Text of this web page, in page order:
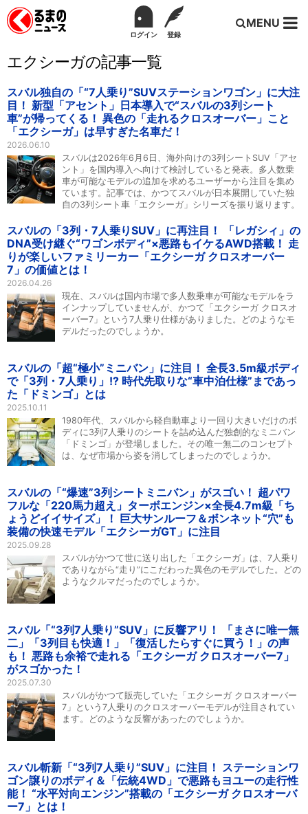
ログイン 登録
MENU
エクシーガの記事一覧
スバル独自の「“7人乗り”SUVステーションワゴン」に大注
目！ 新型「アセント」日本導入で“スバルの3列シート
車”が帰ってくる！ 異色の「走れるクロスオーバー」こと
「エクシーガ」は早すぎた名車だ！
2026.06.10
スバルは2026年6月6日、海外向けの3列シートSUV「アセ
ント」を国内導入へ向けて検討していると発表。多人数乗
車が可能なモデルの追加を求めるユーザーから注目を集め
ています。記事では、かつてスバルが日本展開していた独
自の3列シート車「エクシーガ」シリーズを振り返ります。
スバルの「3列・7人乗りSUV」に再注目！ 「レガシィ」の
DNA受け継ぐ“ワゴンボディ”×悪路もイケるAWD搭載！ 走
りが楽しいファミリーカー「エクシーガ クロスオーバー
7」の価値とは！
2026.04.26
現在、スバルは国内市場で多人数乗車が可能なモデルをラ
インナップしていませんが、かつて「エクシーガ クロスオ
ーバー7」という7人乗り仕様がありました。どのようなモ
デルだったのでしょうか。
スバルの「超“極小”ミニバン」に注目！ 全長3.5m級ボディ
で「3列・7人乗り」!? 時代先取りな“車中泊仕様”まであっ
た「ドミンゴ」とは
2025.10.11
1980年代、スバルから軽自動車より一回り大きいだけのボ
ディに3列7人乗りのシートを詰め込んだ独創的なミニバン
「ドミンゴ」が登場しました。その唯一無二のコンセプト
は、なぜ市場から姿を消してしまったのでしょうか。
スバルの「“爆速”3列シートミニバン」がスゴい！ 超パワ
フルな「220馬力超え」ターボエンジン×全長4.7m級「ち
ょうどイイサイズ」！ 巨大サンルーフ＆ボンネット“穴”も
装備の快速モデル「エクシーガGT」に注目
2025.09.28
スバルがかつて世に送り出した「エクシーガ」は、7人乗り
でありながら“走り”にこだわった異色のモデルでした。どの
ようなクルマだったのでしょうか。
スバル「“3列7人乗り”SUV」に反響アリ！ 「まさに唯一無
二」「3列目も快適！」「復活したらすぐに買う！」の声
も！ 悪路も余裕で走れる「エクシーガ クロスオーバー7」
がスゴかった！
2025.07.30
スバルがかつて販売していた「エクシーガ クロスオーバー
7」という7人乗りのクロスオーバーモデルが注目されてい
ます。どのような反響があったのでしょうか。
スバル斬新「“3列7人乗り”SUV」に注目！ ステーションワ
ゴン譲りのボディ＆「伝統4WD」で悪路もヨユーの走行性
能！ “水平対向エンジン”搭載の「エクシーガ クロスオーバ
ー7」とは！